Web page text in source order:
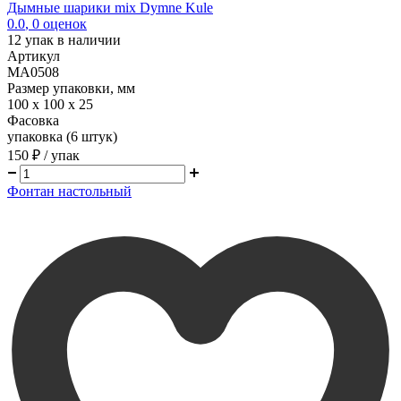
Дымные шарики mix Dymne Kule
0.0, 0 оценок
12 упак в наличии
Артикул
MA0508
Размер упаковки, мм
100 х 100 х 25
Фасовка
упаковка (6 штук)
150 ₽ / упак
Фонтан настольный